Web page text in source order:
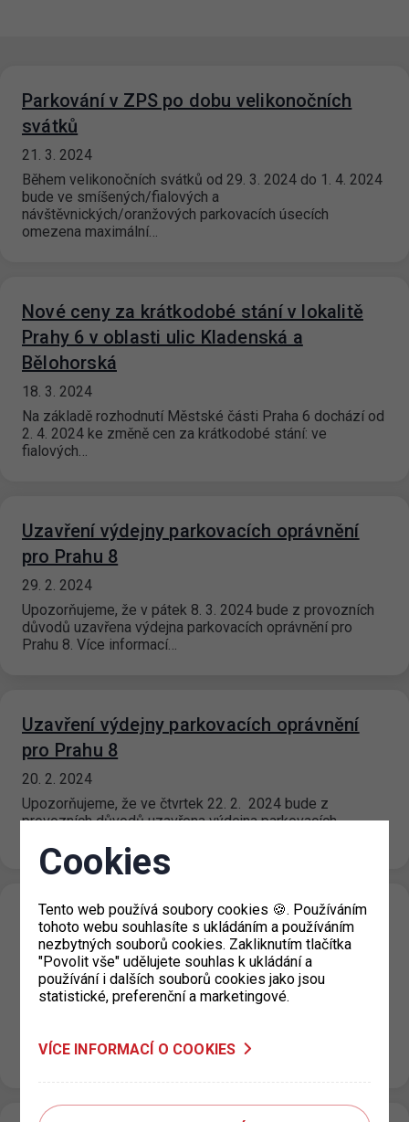
Parkování v ZPS po dobu velikonočních
svátků
21. 3. 2024
Během velikonočních svátků od 29. 3. 2024 do 1. 4. 2024
bude ve smíšených/fialových a
návštěvnických/oranžových parkovacích úsecích
omezena maximální…
Nové ceny za krátkodobé stání v lokalitě
Prahy 6 v oblasti ulic Kladenská a
Bělohorská
18. 3. 2024
Na základě rozhodnutí Městské části Praha 6 dochází od
2. 4. 2024 ke změně cen za krátkodobé stání: ve
fialových…
Uzavření výdejny parkovacích oprávnění
pro Prahu 8
29. 2. 2024
Upozorňujeme, že v pátek 8. 3. 2024 bude z provozních
důvodů uzavřena výdejna parkovacích oprávnění pro
Prahu 8. Více informací…
Uzavření výdejny parkovacích oprávnění
pro Prahu 8
20. 2. 2024
Upozorňujeme, že ve čtvrtek 22. 2. 2024 bude z
provozních důvodů uzavřena výdejna parkovacích
Informace pro stávající klienty parkovišť
Drahoňovského, Galandova, Na Chobotě,
Na Moklině a Cíglerova
02. 2. 2024
smlouvy na parkovací stání s TSK, obdrží v nejbližší době
e-mail,…
Cookies
Tento web používá soubory cookies 🍪. Používáním
tohoto webu souhlasíte s ukládáním a používáním
nezbytných souborů cookies. Zakliknutím tlačítka
"Povolit vše" udělujete souhlas k ukládání a
používání i dalších souborů cookies jako jsou
statistické, preferenční a marketingové.
VÍCE INFORMACÍ O COOKIES